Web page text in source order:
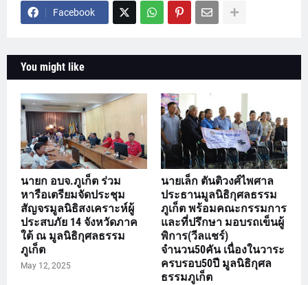
Facebook
You might like
นายก อบจ.ภูเก็ต ร่วม
หารือเตรียมจัดประชุม
สัญจรมูลนิธิสงเคราะห์ผู้
ประสบภัย 14 จังหวัดภาค
ใต้ ณ มูลนิธิกุศลธรรม
ภูเก็ต
May 12, 2025
นายเล็ก ตันติวงศ์ไพศาล
ประธานมูลนิธิกุศลธรรม
ภูเก็ต พร้อมคณะกรรมการ
และที่ปรึกษา มอบรถเข็นผู้
พิการ(วีลแชร์)
จำนวน50คัน เนื่องในวาระ
ครบรอบ50ปี มูลนิธิกุศล
ธรรมภูเก็ต